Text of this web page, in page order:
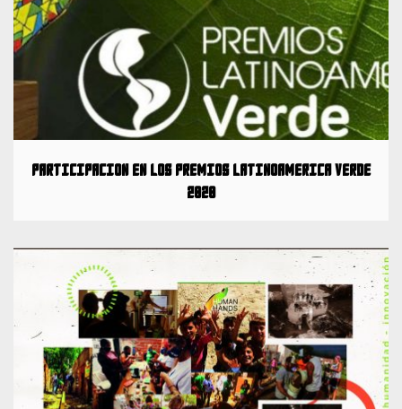
Participación en los Premios Latinoamérica Verde
2020